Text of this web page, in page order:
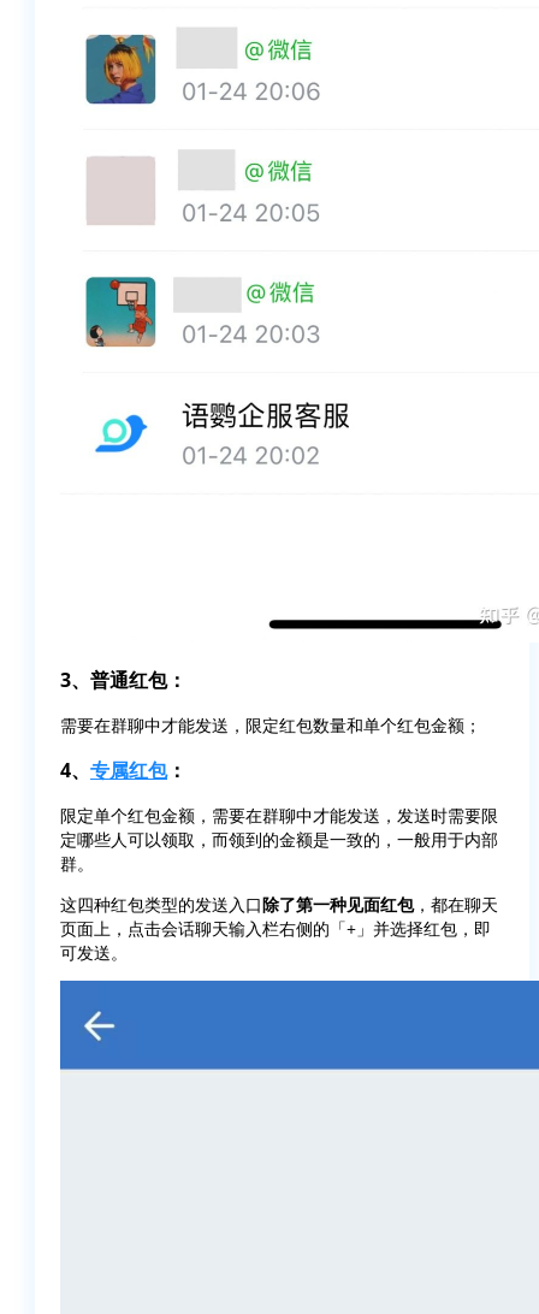
3、普通红包：
需要在群聊中才能发送，限定红包数量和单个红包金额；
4、 专属红包：
限定单个红包金额，需要在群聊中才能发送，发送时需要限
定哪些人可以领取，而领到的金额是一致的，一般用于内部
群。
这四种红包类型的发送入口除了第一种见面红包，都在聊天
页面上，点击会话聊天输入栏右侧的「+」并选择红包，即
可发送。